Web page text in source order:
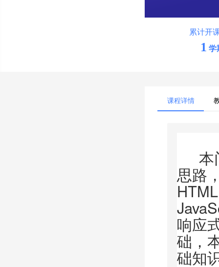
累计开
1 学
课程详情
本
思路
响应
础，
础知